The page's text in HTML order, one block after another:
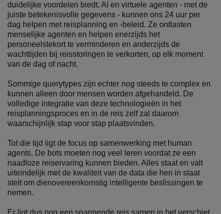
duidelijke voordelen biedt. AI en virtuele agenten - met de
juiste betekenisvolle gegevens - kunnen ons 24 uur per
dag helpen met reisplanning en -beleid. Ze ontlasten
menselijke agenten en helpen enerzijds het
personeelstekort te verminderen en anderzijds de
wachttijden bij reisstoringen te verkorten, op elk moment
van de dag of nacht.
Sommige querytypes zijn echter nog steeds te complex en
kunnen alleen door mensen worden afgehandeld. De
volledige integratie van deze technologieën in het
reisplanningsproces en in de reis zelf zal daarom
waarschijnlijk stap voor stap plaatsvinden.
Tot die tijd ligt de focus op samenwerking met human
agents. De bots moeten nog veel leren voordat ze een
naadloze reiservaring kunnen bieden. Alles staat en valt
uiteindelijk met de kwaliteit van de data die hen in staat
stelt om dienovereenkomstig intelligente beslissingen te
nemen.
Er ligt dus nog een spannende reis samen in het verschiet.